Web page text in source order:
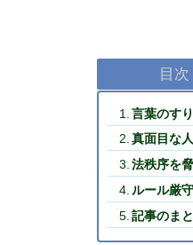
目次
言葉のす
真面目な
法秩序を
ルール厳
記事のま